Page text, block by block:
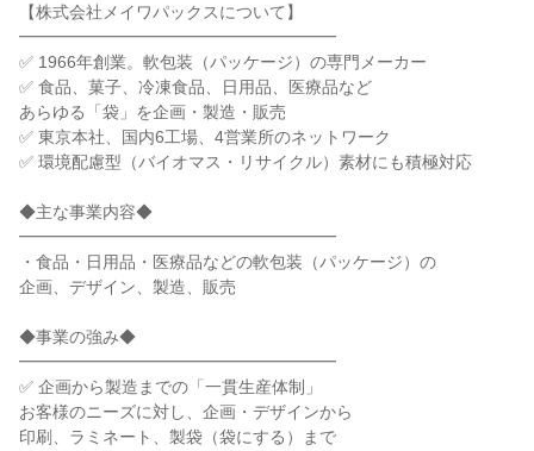
【株式会社メイワパックスについて】
━━━━━━━━━━━━━━━━━━━
✅ 1966年創業。軟包装（パッケージ）の専門メーカー
✅ 食品、菓子、冷凍食品、日用品、医療品など
あらゆる「袋」を企画・製造・販売
✅ 東京本社、国内6工場、4営業所のネットワーク
✅ 環境配慮型（バイオマス・リサイクル）素材にも積極対応
◆主な事業内容◆
━━━━━━━━━━━━━━━━━━━
・食品・日用品・医療品などの軟包装（パッケージ）の
企画、デザイン、製造、販売
◆事業の強み◆
━━━━━━━━━━━━━━━━━━━
✅ 企画から製造までの「一貫生産体制」
お客様のニーズに対し、企画・デザインから
印刷、ラミネート、製袋（袋にする）まで